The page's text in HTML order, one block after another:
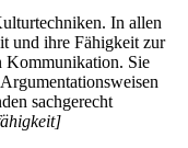
In allen
und ihre Fähigkeit zur
Kommunikation. Sie
sachgerecht